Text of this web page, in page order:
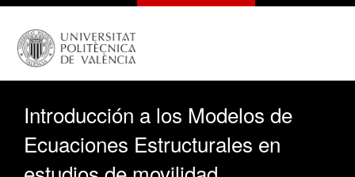
Introducción a los Modelos de
Ecuaciones Estructurales en